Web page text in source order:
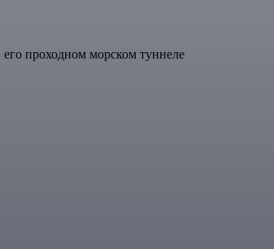
проходном морском туннеле